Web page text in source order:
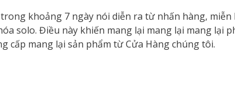
khoảng 7 ngày nói diễn ra từ nhấn hàng, miễn
solo. Điều này khiến mang lại mang lại mang lại
mang lại sản phẩm từ Cửa Hàng chúng tôi.